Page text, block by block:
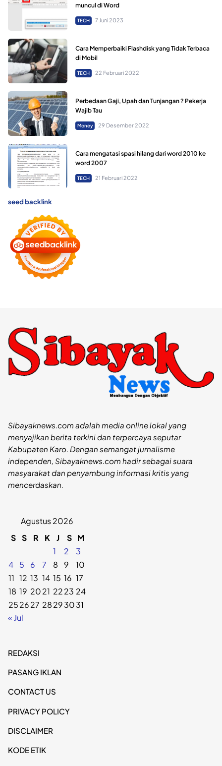
muncul di Word
TECH 7 Juni 2023
Cara Memperbaiki Flashdisk yang Tidak Terbaca
di Mobil
TECH 22 Februari 2022
Perbedaan Gaji, Upah dan Tunjangan ? Pekerja
Wajib Tau
Money 29 Desember 2022
Cara mengatasi spasi hilang dari word 2010 ke
word 2007
TECH 21 Februari 2022
seed backlink
Sibayaknews.com adalah media online lokal yang
menyajikan berita terkini dan terpercaya seputar
Kabupaten Karo. Dengan semangat jurnalisme
independen, Sibayaknews.com hadir sebagai suara
masyarakat dan penyambung informasi kritis yang
mencerdaskan.
Agustus 2026
S S R K J S M
1
2
3
4
5 6 7 8 9
10
11 12 13 14 15 16 17
18 19 2021 2223 24
252627 28293031
« Jul
REDAKSI
PASANG IKLAN
CONTACT US
PRIVACY POLICY
DISCLAIMER
KODE ETIK